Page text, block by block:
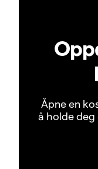
Åpne en
å holde